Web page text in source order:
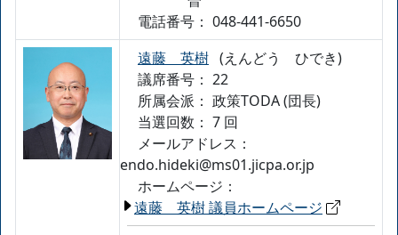
電話番号： 048-441-6650
遠藤 英樹 (えんどう ひでき)
議席番号： 22
所属会派： 政策TODA (団長)
当選回数： 7 回
メールアドレス：
endo.hideki@ms01.jicpa.or.jp
ホームページ：
遠藤 英樹 議員ホームページ